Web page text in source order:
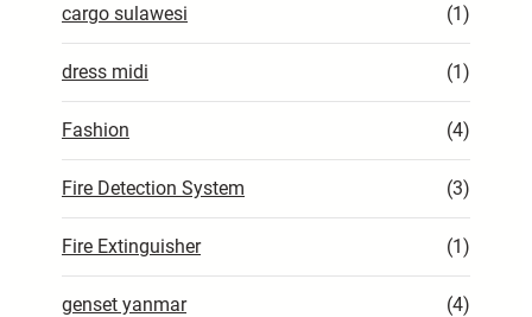
cargo sulawesi (1)
dress midi (1)
Fashion (4)
Fire Detection System (3)
Fire Extinguisher (1)
genset yanmar (4)